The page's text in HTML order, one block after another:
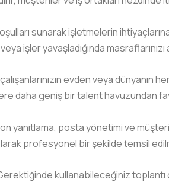
sunarak işletmelerin
işler yavaşladığında
evden veya dünyanın
daha geniş bir talent havuzundan
yanıtlama, posta yönetimi ve
profesyonel bir şekilde temsil
kullanabileceğiniz toplantı